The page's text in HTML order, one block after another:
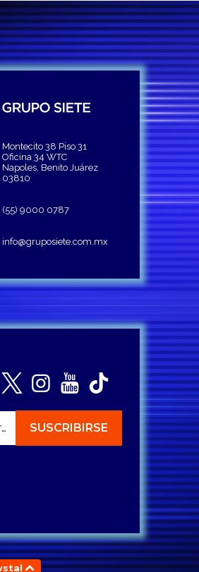
Montecito 38 Piso 31
Oficina 34 WTC
Napoles, Benito Juárez
03810
(55) 9000 0787
info@gruposiete.com.mx